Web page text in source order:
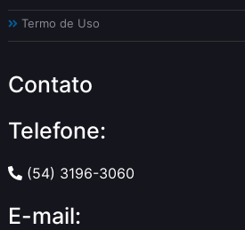
Termo de Uso
Contato
Telefone:
(54) 3196-3060
E-mail: